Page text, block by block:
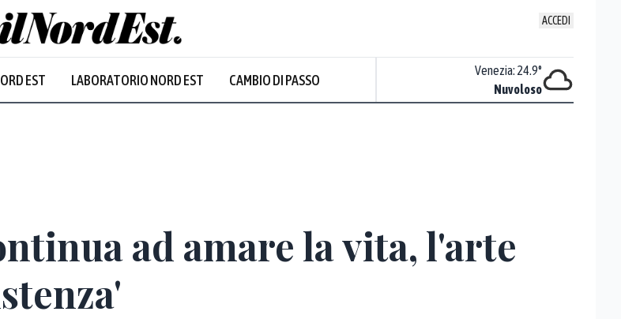
ACCEDI
EST LABORATORIO NORD EST CAMBIO DI PASSO
Nuvoloso
Venezia: 24.9°
Nuvoloso
ad amare la vita, l'arte